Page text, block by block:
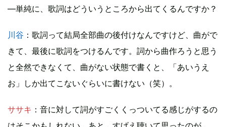
―単純に、歌詞はどういうところから出てくるんですか？
川谷 ：歌詞って結局全部曲の後付けなんですけど、曲がで
きて、最後に歌詞をつけるんです。詞から曲作ろうと思う
と全然できなくて、曲がない状態で書くと、「あいうえ
お」しか出てこないぐらいに書けない（笑）。
ササキ ：音に対して詞がすごくくっついてる感じがするの